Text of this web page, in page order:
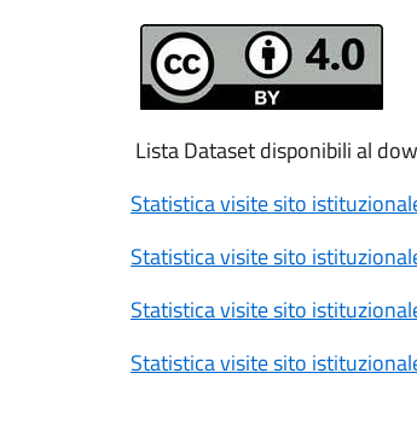
Lista Dataset disponibili al
Statistica visite sito
Statistica visite sito
Statistica visite sito
Statistica visite sito